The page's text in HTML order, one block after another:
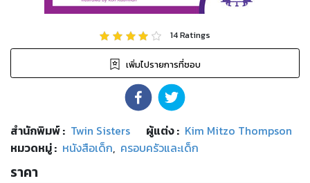
14Ratings
เพิ่มไปรายการที่ชอบ
สำนักพิมพ์: Twin Sisters ผู้แต่ง : Kim Mitzo Thompson
หมวดหมู่: หนังสือเด็ก, ครอบครัวและเด็ก
ราคา